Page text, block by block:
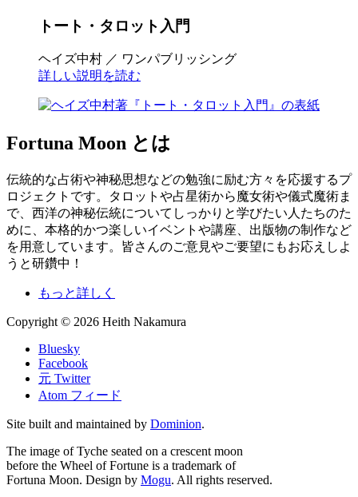
トート・タロット入門
ヘイズ中村 ／ ワンパブリッシング
詳しい説明を読む
Fortuna Moon とは
伝統的な占術や神秘思想などの勉強に励む方々を応援するプ
ロジェクトです。タロットや占星術から魔女術や儀式魔術ま
で、西洋の神秘伝統についてしっかりと学びたい人たちのた
めに、本格的かつ楽しいイベントや講座、出版物の制作など
を用意しています。皆さんのご意見やご要望にもお応えしよ
うと研鑽中！
もっと詳しく
Copyright © 2026 Heith Nakamura
Bluesky
Facebook
元 Twitter
Atom フィード
Site built and maintained by Dominion.
The image of Tyche seated on a crescent moon
before the Wheel of Fortune is a trademark of
Fortuna Moon. Design by Mogu. All rights reserved.